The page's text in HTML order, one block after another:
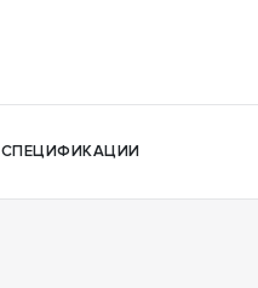
СПЕЦИФИКАЦИИ